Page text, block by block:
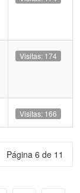
Visitas: 174
Visitas: 166
Página 6 de 11